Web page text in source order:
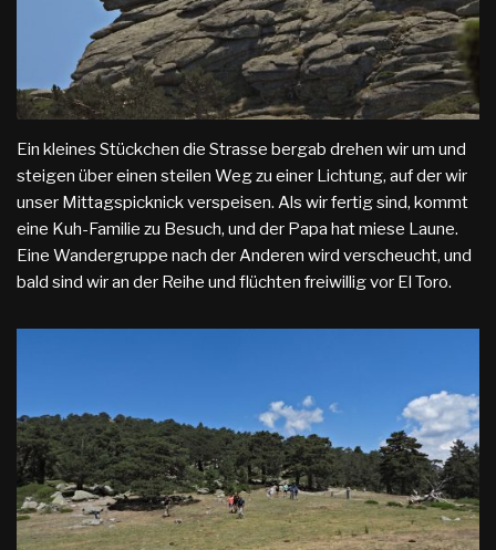
Ein kleines Stückchen die Strasse bergab drehen wir um und
steigen über einen steilen Weg zu einer Lichtung, auf der wir
unser Mittagspicknick verspeisen. Als wir fertig sind, kommt
eine Kuh-Familie zu Besuch, und der Papa hat miese Laune.
Eine Wandergruppe nach der Anderen wird verscheucht, und
bald sind wir an der Reihe und flüchten freiwillig vor El Toro.